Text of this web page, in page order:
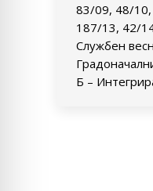
83/09, 48/
187/13, 42/
Службен
Б –